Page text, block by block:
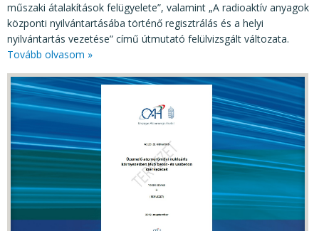
műszaki átalakítások felügyelete”, valamint „A radioaktív anyagok
központi nyilvántartásába történő regisztrálás és a helyi
nyilvántartás vezetése” című útmutató felülvizsgált változata.
Tovább olvasom »